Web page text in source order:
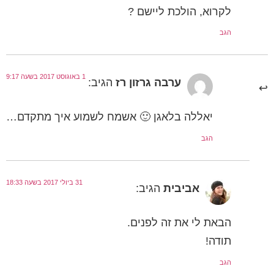
לקרוא, הולכת ליישם ?
ערבה גרזון רז הגיב:
יאללה בלאגן 🙂 אשמח לשמוע איך מתקדם…
אביבית הגיב:
הבאת לי את זה לפנים.
תודה!